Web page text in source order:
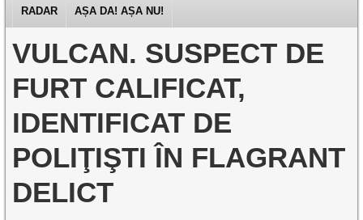
RADAR AȘA DA! AȘA NU!
VULCAN. SUSPECT DE
FURT CALIFICAT,
IDENTIFICAT DE
POLIŢIŞTI ÎN FLAGRANT
DELICT